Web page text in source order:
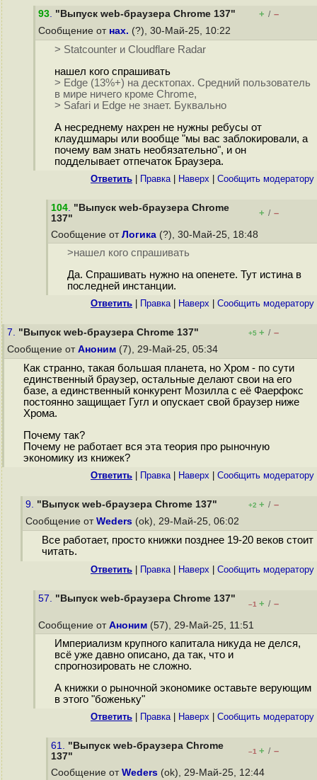
93. "Выпуск web-браузера Chrome 137" + / –
Сообщение от нах. (?), 30-Май-25, 10:22
> Statcounter и Cloudflare Radar
нашел кого спрашивать
> Edge (13%+) на десктопах. Средний пользователь
в мире ничего кроме Chrome,
> Safari и Edge не знает. Буквально
А несреднему нахрен не нужны ребусы от
клаудшмары или вообще "мы вас заблокировали, а
почему вам знать необязательно", и он
подделывает отпечаток Браузера.
Ответить Правка| Наверх Cообщить модератору
104. "Выпуск web-браузера Chrome
137"
+ / –
Сообщение от Логика (?), 30-Май-25, 18:48
>нашел кого спрашивать
Да. Спрашивать нужно на опенете. Тут истина в
последней инстанции.
Ответить Правка| Наверх Cообщить модератору
7. "Выпуск web-браузера Chrome 137" +5 + / –
Сообщение от Аноним (7), 29-Май-25, 05:34
Как странно, такая большая планета, но Хром - по сути
единственный браузер, остальные делают свои на его
базе, а единственный конкурент Мозилла с её Фаерфокс
постоянно защищает Гугл и опускает свой браузер ниже
Хрома.
Почему так?
Почему не работает вся эта теория про рыночную
экономику из книжек?
Ответить Правка| Наверх Cообщить модератору
9. "Выпуск web-браузера Chrome 137" +2 + / –
Сообщение от Weders (ok), 29-Май-25, 06:02
Все работает, просто книжки позднее 19-20 веков стоит
читать.
Ответить Правка| Наверх Cообщить модератору
57. "Выпуск web-браузера Chrome 137"
–1 + / –
Сообщение от Аноним (57), 29-Май-25, 11:51
Империализм крупного капитала никуда не делся,
всё уже давно описано, да так, что и
спрогнозировать не сложно.
А книжки о рыночной экономике оставьте верующим
в этого "боженьку"
Ответить Правка| Наверх Cообщить модератору
61. "Выпуск web-браузера Chrome
137"
–1 + / –
Сообщение от Weders (ok), 29-Май-25, 12:44